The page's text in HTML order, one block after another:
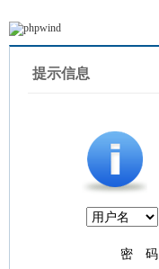
提示信息
密 码